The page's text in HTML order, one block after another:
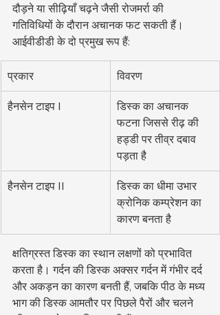
दौड़ने या सीढ़ियाँ चढ़ने जैसी रोजमर्रा की
गतिविधियों के दौरान अचानक फट सकती हैं।
आईवीडीडी के दो प्रमुख रूप हैं:
प्रकार विवरण
हैनसेन टाइप I
डिस्क का अचानक
फटना जिससे रीढ़ की
हड्डी पर तीव्र दबाव
पड़ता है
हैनसेन टाइप II
डिस्क का धीमा उभार
क्रोनिक कम्प्रेशन का
कारण बनता है
क्षतिग्रस्त डिस्क का स्थान लक्षणों को प्रभावित
करता है। गर्दन की डिस्क अक्सर गर्दन में गंभीर दर्द
और अकड़न का कारण बनती हैं, जबकि पीठ के मध्य
भाग की डिस्क आमतौर पर पिछले पैरों और चलने